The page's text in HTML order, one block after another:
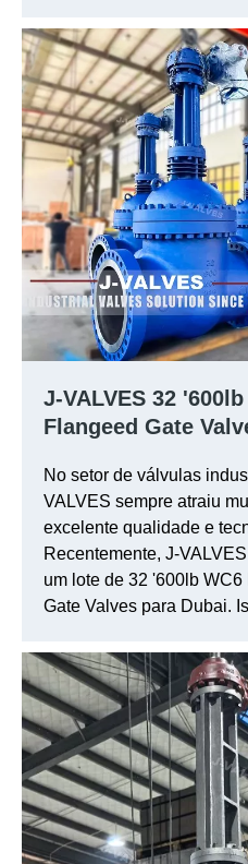
Esta conquista não
J-VALVES 32
Flangeed Gate
No setor de válvulas
VALVES sempre atraiu
excelente qualidade e
Recentemente, J-
um lote de 32 '600lb
Gate Valves para Dubai.